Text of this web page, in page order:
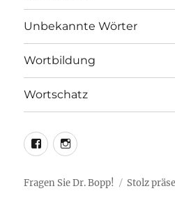
Unbekannte Wörter
Wortbildung
Wortschatz
LEO@Facebook
LEO@Instagram
Fragen Sie Dr. Bopp! Stolz